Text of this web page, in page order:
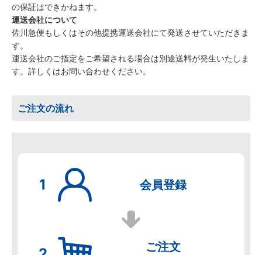
の保証はできかねます。
運送会社について
佐川急便もしくはその他提携運送会社にて発送させていただきま
す。
運送会社のご指定をご希望される場合は別途送料が発生いたしま
す。詳しくはお問い合わせください。
ご注文の流れ
会員登録
ご注文